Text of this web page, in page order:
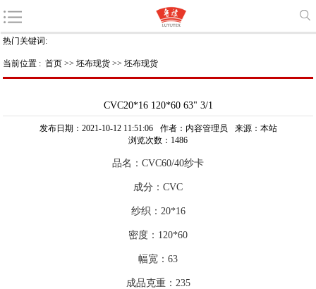
热门关键词:
当前位置 : 首页 >> 坯布现货 >> 坯布现货
CVC20*16 120*60 63" 3/1
发布日期：2021-10-12 11:51:06 作者：内容管理员
来源：本站
浏览次数：1486
品名：CVC60/40纱卡
成分：CVC
纱织：20*16
密度：120*60
幅宽：63
成品克重：235